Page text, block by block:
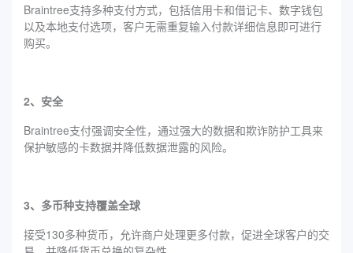
Braintree支持多种支付方式，包括信用卡和借记卡、数字钱包
以及本地支付选项，客户无需重复输入付款详细信息即可进行
购买。
2、安全
Braintree支付强调安全性，通过强大的数据和欺诈防护工具来
保护敏感的卡数据并降低数据泄露的风险。
3、多币种支持覆盖全球
接受130多种货币，允许商户处理更多付款，促进全球客户的交